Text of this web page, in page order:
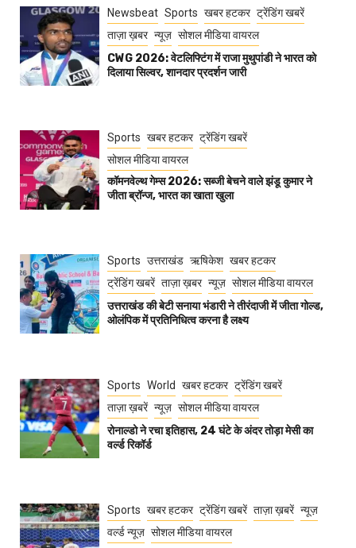
Newsbeat Sports खबर हटकर ट्रेंडिंग खबरें
ताज़ा ख़बर न्यूज़ सोशल मीडिया वायरल
CWG 2026: वेटलिफ्टिंग में राजा मुथुपांडी ने भारत को
दिलाया सिल्वर, शानदार प्रदर्शन जारी
Sports खबर हटकर ट्रेंडिंग खबरें
सोशल मीडिया वायरल
कॉमनवेल्थ गेम्स 2026: सब्जी बेचने वाले झंडू कुमार ने
जीता ब्रॉन्ज, भारत का खाता खुला
Sports उत्तराखंड ऋषिकेश खबर हटकर
ट्रेंडिंग खबरें ताज़ा ख़बर न्यूज़ सोशल मीडिया वायरल
उत्तराखंड की बेटी सनाया भंडारी ने तीरंदाजी में जीता गोल्ड,
ओलंपिक में प्रतिनिधित्व करना है लक्ष्य
Sports World खबर हटकर ट्रेंडिंग खबरें
ताज़ा ख़बरें न्यूज़ सोशल मीडिया वायरल
रोनाल्डो ने रचा इतिहास, 24 घंटे के अंदर तोड़ा मेसी का
वर्ल्ड रिकॉर्ड
Sports खबर हटकर ट्रेंडिंग खबरें ताज़ा ख़बरें न्यूज़
वर्ल्ड न्यूज़ सोशल मीडिया वायरल